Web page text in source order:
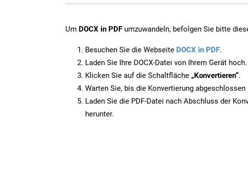
Um DOCX in PDF umzuwandeln, befolgen Sie bitte
Besuchen Sie die Webseite DOCX in PDF.
Laden Sie Ihre DOCX-Datei von Ihrem Gerät hoch.
Klicken Sie auf die Schaltfläche „Konvertieren“.
Warten Sie, bis die Konvertierung abgeschlossen
Laden Sie die PDF-Datei nach Abschluss der
herunter.